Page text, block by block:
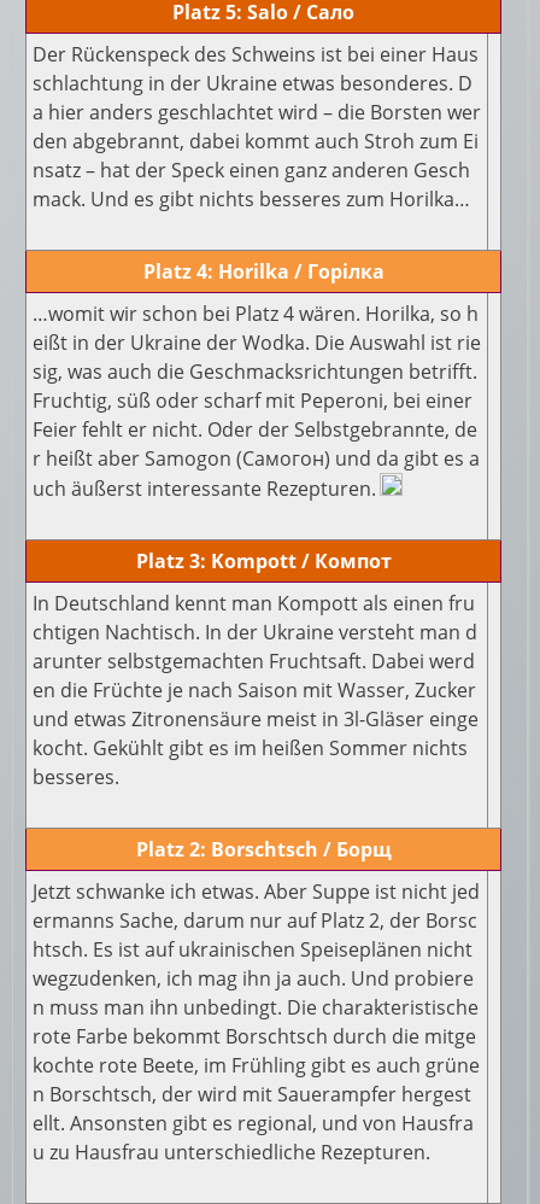
Platz 5: Salo / Сало
Der Rückenspeck des Schweins ist bei einer Haus
schlachtung in der Ukraine etwas besonderes. D
a hier anders geschlachtet wird – die Borsten wer
den abgebrannt, dabei kommt auch Stroh zum Ei
nsatz – hat der Speck einen ganz anderen Gesch
mack. Und es gibt nichts besseres zum Horilka…
Platz 4: Horilka / Горілка
…womit wir schon bei Platz 4 wären. Horilka, so h
eißt in der Ukraine der Wodka. Die Auswahl ist rie
sig, was auch die Geschmacksrichtungen betrifft.
Fruchtig, süß oder scharf mit Peperoni, bei einer
Feier fehlt er nicht. Oder der Selbstgebrannte, de
r heißt aber Samogon (Самогон) und da gibt es a
uch äußerst interessante Rezepturen.
Platz 3: Kompott / Компот
In Deutschland kennt man Kompott als einen fru
chtigen Nachtisch. In der Ukraine versteht man d
arunter selbstgemachten Fruchtsaft. Dabei werd
en die Früchte je nach Saison mit Wasser, Zucker
und etwas Zitronensäure meist in 3l-Gläser einge
kocht. Gekühlt gibt es im heißen Sommer nichts
besseres.
Platz 2: Borschtsch / Борщ
Jetzt schwanke ich etwas. Aber Suppe ist nicht jed
ermanns Sache, darum nur auf Platz 2, der Borsc
htsch. Es ist auf ukrainischen Speiseplänen nicht
wegzudenken, ich mag ihn ja auch. Und probiere
n muss man ihn unbedingt. Die charakteristische
rote Farbe bekommt Borschtsch durch die mitge
kochte rote Beete, im Frühling gibt es auch grüne
n Borschtsch, der wird mit Sauerampfer hergest
ellt. Ansonsten gibt es regional, und von Hausfra
u zu Hausfrau unterschiedliche Rezepturen.